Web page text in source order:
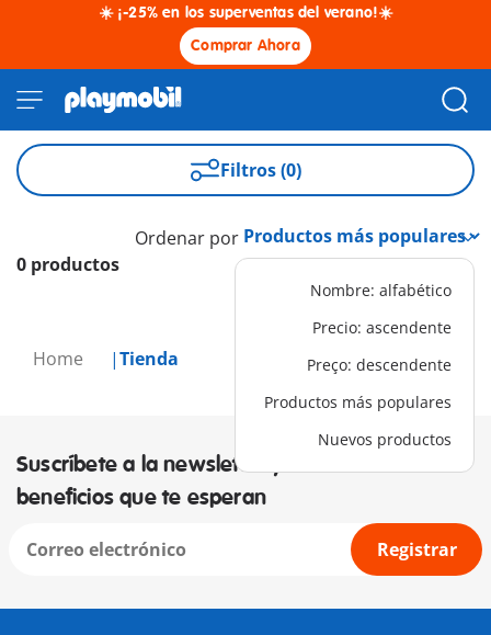
☀️ ¡-25% en los superventas del verano!☀️
Comprar Ahora
Home Tienda
Filtros (0)
0 productos
Ordenar por
Nombre: alfabético
Precio: ascendente
Preço: descendente
Productos más populares
Nuevos productos
Suscríbete a la newsletter y descubre los
beneficios que te esperan
Registrar